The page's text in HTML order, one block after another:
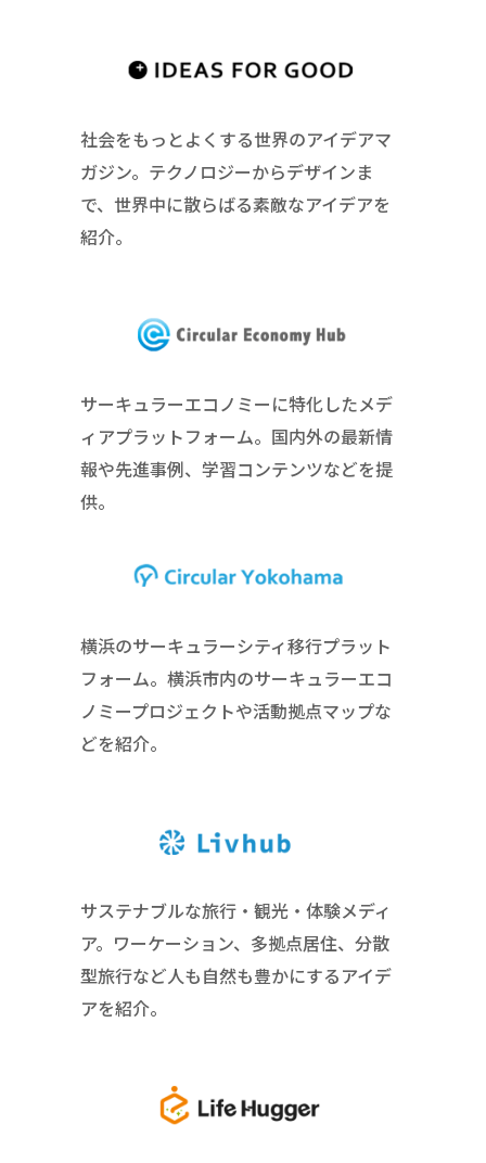
社会をもっとよくする世界のアイデアマ
ガジン。テクノロジーからデザインま
で、世界中に散らばる素敵なアイデアを
紹介。
サーキュラーエコノミーに特化したメデ
ィアプラットフォーム。国内外の最新情
報や先進事例、学習コンテンツなどを提
供。
横浜のサーキュラーシティ移行プラット
フォーム。横浜市内のサーキュラーエコ
ノミープロジェクトや活動拠点マップな
どを紹介。
サステナブルな旅行・観光・体験メディ
ア。ワーケーション、多拠点居住、分散
型旅行など人も自然も豊かにするアイデ
アを紹介。